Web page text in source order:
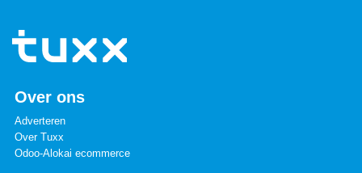
Over ons
Adverteren
Over Tuxx
Odoo-Alokai ecommerce